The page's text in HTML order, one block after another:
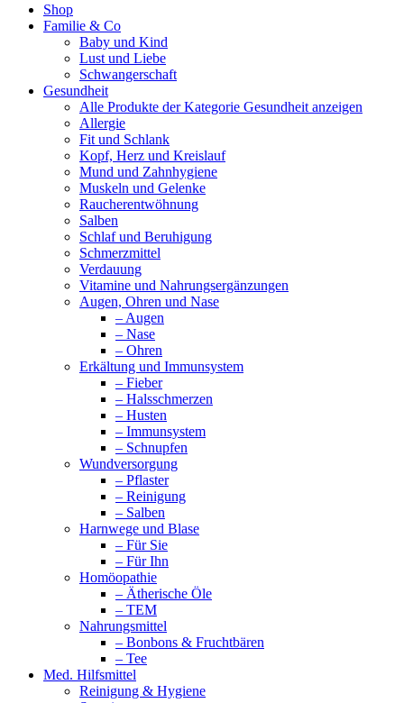
Shop
Familie & Co
Baby und Kind
Lust und Liebe
Schwangerschaft
Gesundheit
Alle Produkte der Kategorie Gesundheit anzeigen
Allergie
Fit und Schlank
Kopf, Herz und Kreislauf
Mund und Zahnhygiene
Muskeln und Gelenke
Raucherentwöhnung
Salben
Schlaf und Beruhigung
Schmerzmittel
Verdauung
Vitamine und Nahrungsergänzungen
Augen, Ohren und Nase
– Augen
– Nase
– Ohren
Erkältung und Immunsystem
– Fieber
– Halsschmerzen
– Husten
– Immunsystem
– Schnupfen
Wundversorgung
– Pflaster
– Reinigung
– Salben
Harnwege und Blase
– Für Sie
– Für Ihn
Homöopathie
– Ätherische Öle
– TEM
Nahrungsmittel
– Bonbons & Fruchtbären
– Tee
Med. Hilfsmittel
Reinigung & Hygiene